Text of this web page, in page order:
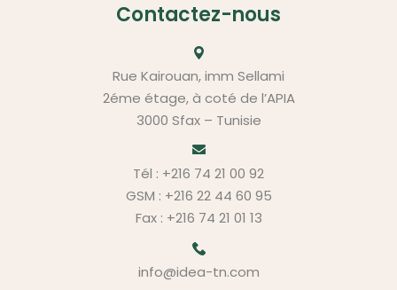
Contactez-nous
Rue Kairouan, imm Sellami
2éme étage, à coté de l’APIA
3000 Sfax – Tunisie
Tél : +216 74 21 00 92
GSM : +216 22 44 60 95
Fax : +216 74 21 01 13
info@idea-tn.com